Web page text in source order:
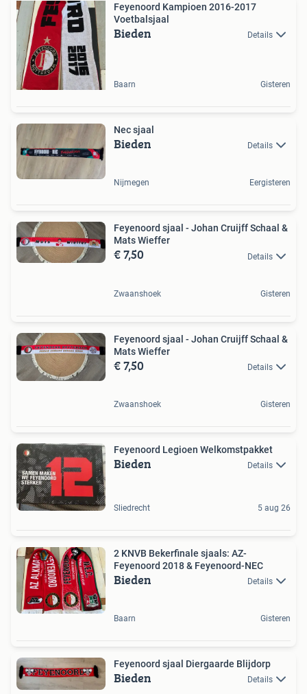
Feyenoord Kampioen 2016-2017
Voetbalsjaal
Bieden Details
Baarn Gisteren
Nec sjaal
Bieden Details
Nijmegen Eergisteren
Feyenoord sjaal - Johan Cruijff Schaal &
Mats Wieffer
€ 7,50 Details
Zwaanshoek Gisteren
Feyenoord sjaal - Johan Cruijff Schaal &
Mats Wieffer
€ 7,50 Details
Zwaanshoek Gisteren
Feyenoord Legioen Welkomstpakket
Bieden Details
Sliedrecht 5 aug 26
2 KNVB Bekerfinale sjaals: AZ-
Feyenoord 2018 & Feyenoord-NEC
Bieden Details
Baarn Gisteren
Feyenoord sjaal Diergaarde Blijdorp
Bieden Details